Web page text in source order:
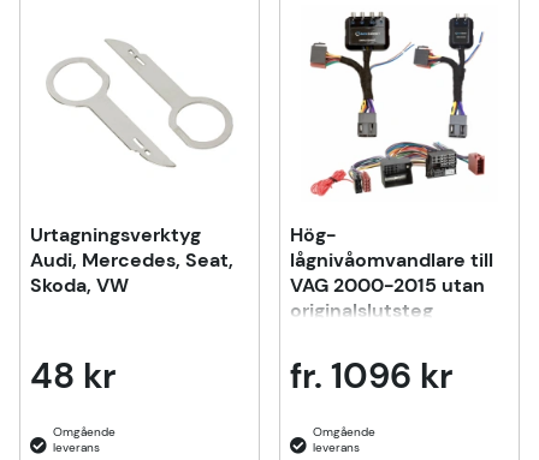
Urtagningsverktyg
Audi, Mercedes, Seat,
Skoda, VW
48 kr
Hög-
lågnivåomvandlare till
VAG 2000-2015 utan
originalslutsteg
fr. 1096 kr